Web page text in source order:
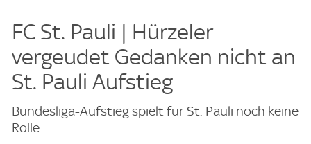
FC St. Pauli | Hürzeler
vergeudet Gedanken nicht an
St. Pauli Aufstieg
Bundesliga-Aufstieg spielt für St. Pauli noch keine
Rolle